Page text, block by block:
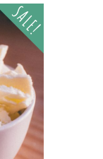
SALE!